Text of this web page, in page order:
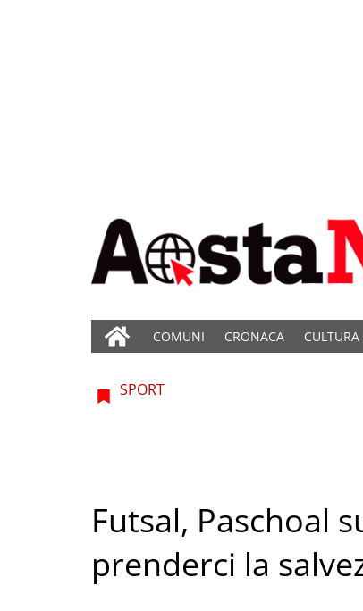
COMUNI CRONACA
SPORT
Futsal, Paschoal
prenderci la